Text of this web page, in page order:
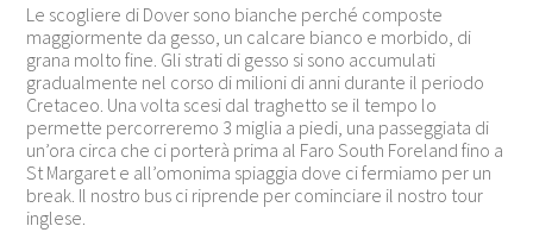
Le scogliere di Dover sono bianche perché composte
maggiormente da gesso, un calcare bianco e morbido, di
grana molto fine. Gli strati di gesso si sono accumulati
gradualmente nel corso di milioni di anni durante il periodo
Cretaceo. Una volta scesi dal traghetto se il tempo lo
permette percorreremo 3 miglia a piedi, una passeggiata di
un’ora circa che ci porterà prima al Faro South Foreland fino a
St Margaret e all’omonima spiaggia dove ci fermiamo per un
break. Il nostro bus ci riprende per cominciare il nostro tour
inglese.